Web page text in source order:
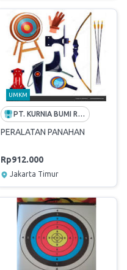
UMKM
PT. KURNIA BUMI RAYA
PERALATAN PANAHAN
Rp912.000
Jakarta Timur